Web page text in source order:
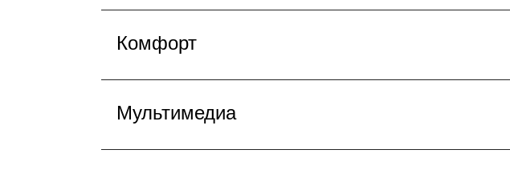
Комфорт
Мультимедиа